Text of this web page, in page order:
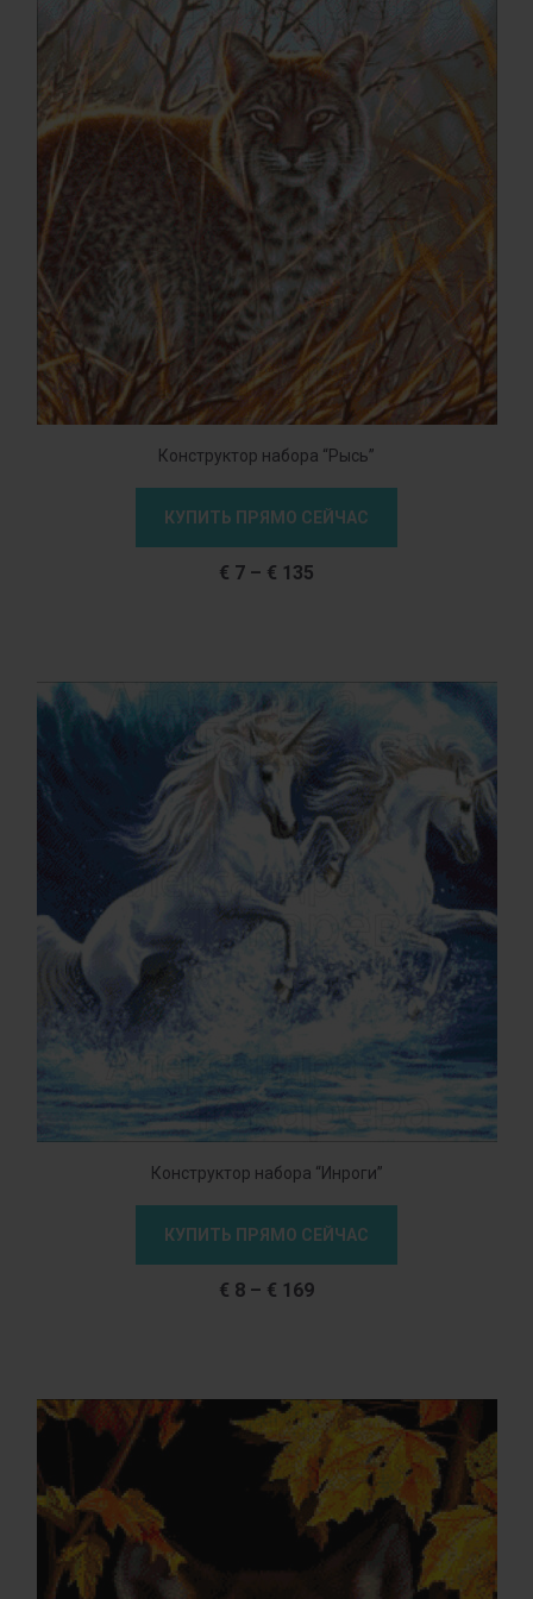
Конструктор набора “Рысь”
КУПИТЬ ПРЯМО СЕЙЧАС
€ 7 – € 135
Конструктор набора “Инроги”
КУПИТЬ ПРЯМО СЕЙЧАС
€ 8 – € 169